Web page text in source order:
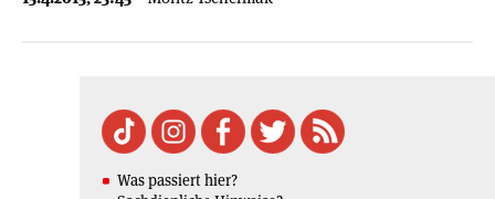
Was passiert hier?